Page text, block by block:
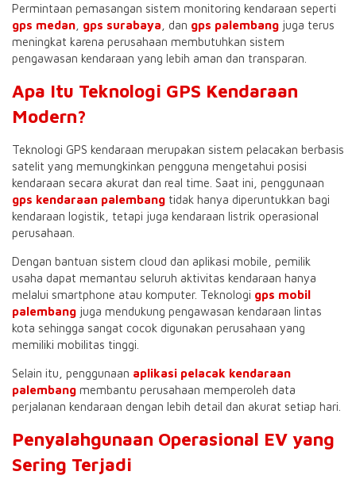
Permintaan pemasangan sistem monitoring kendaraan seperti
gps medan gps surabaya , dan gps palembang juga terus
meningkat karena perusahaan membutuhkan sistem
pengawasan kendaraan yang lebih aman dan transparan.
Apa Itu Teknologi GPS Kendaraan
Modern?
Teknologi GPS kendaraan merupakan sistem pelacakan berbasis
satelit yang memungkinkan pengguna mengetahui posisi
kendaraan secara akurat dan real time. Saat ini, penggunaan
gps kendaraan palembang tidak hanya diperuntukkan bagi
kendaraan logistik, tetapi juga kendaraan listrik operasional
perusahaan.
Dengan bantuan sistem cloud dan aplikasi mobile, pemilik
usaha dapat memantau seluruh aktivitas kendaraan hanya
melalui smartphone atau komputer. Teknologi gps mobil
palembang juga mendukung pengawasan kendaraan lintas
kota sehingga sangat cocok digunakan perusahaan yang
memiliki mobilitas tinggi.
Selain itu, penggunaan aplikasi pelacak kendaraan
palembang membantu perusahaan memperoleh data
perjalanan kendaraan dengan lebih detail dan akurat setiap hari.
Penyalahgunaan Operasional EV yang
Sering Terjadi